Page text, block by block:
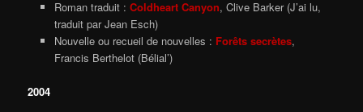
Roman traduit : Coldheart Canyon, Clive Barker (J’ai lu,
traduit par Jean Esch)
Nouvelle ou recueil de nouvelles : Forêts secrètes,
Francis Berthelot (Bélial’)
2004